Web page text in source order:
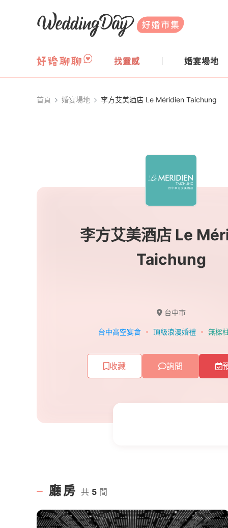
WeddingDay 好婚市集
找靈感 婚宴場地
首頁 婚宴場地 李方艾美酒店 Le Méridien Taichung
李方艾美酒店 Le
Taichung
台中市
台中高空宴會 頂級浪漫婚禮 無樑
收藏 詢問
廳房 共 5 間